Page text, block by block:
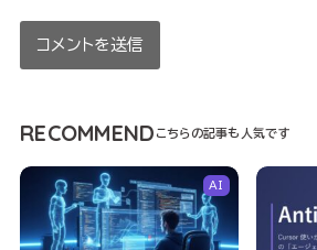
RECOMMEND
AI